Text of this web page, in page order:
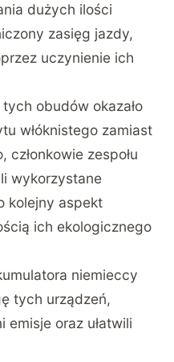
dużych ilości
zasięg jazdy,
uczynienie ich
obudów okazało
włóknistego zamiast
członkowie zespołu
wykorzystane
kolejny aspekt
ich ekologicznego
niemieccy
tych urządzeń,
emisje oraz ułatwili